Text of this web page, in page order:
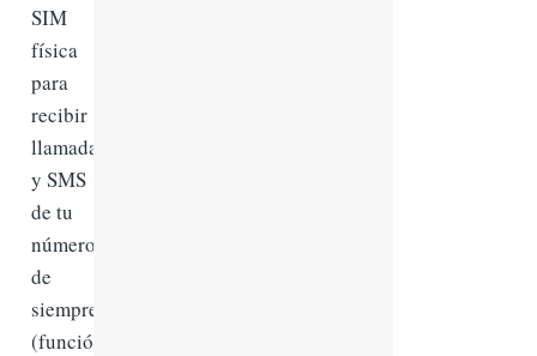
SIM
física
para
recibir
llamadas
y SMS
de tu
número
de
siempre
(función